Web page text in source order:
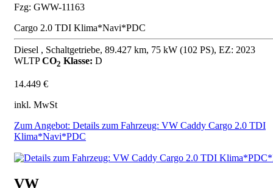
Fzg: GWW-11163
Cargo 2.0 TDI Klima*Navi*PDC
Diesel , Schaltgetriebe, 89.427 km, 75 kW (102 PS), EZ: 2023
WLTPCO2 Klasse: D
14.449 €
inkl. MwSt
Zum Angebot: Details zum Fahrzeug: VW Caddy Cargo 2.0 TDI
Klima*Navi*PDC
VW